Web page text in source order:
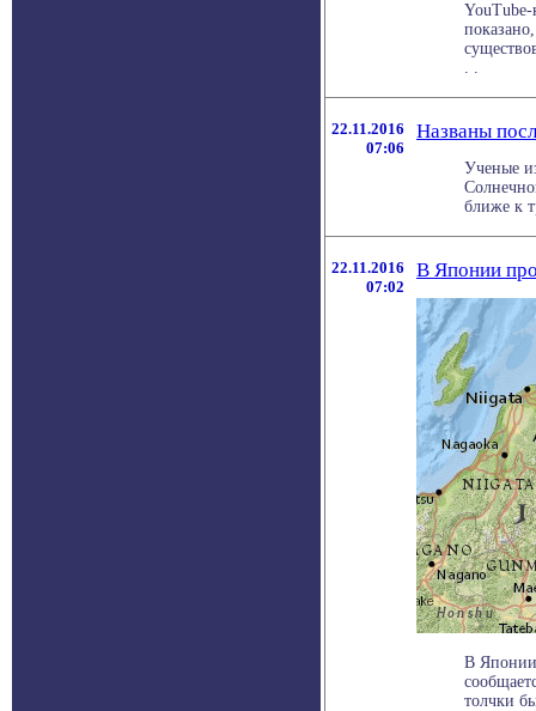
. .
22.11.2016
07:06
Названы
Ученые
ближе к
22.11.2016
07:02
В Японии
В Японии
толчки